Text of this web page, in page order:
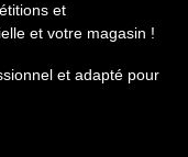
et
et votre magasin !
et adapté pour